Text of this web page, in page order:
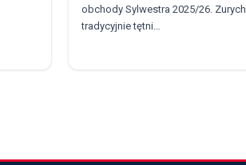
obchody Sylwestra 2025/26. Zurych
tradycyjnie tętni…